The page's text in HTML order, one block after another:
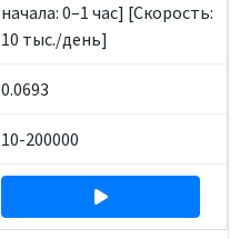
начала: 0–1 час] [Скорость:
10 тыс./день]
0.0693
10-200000